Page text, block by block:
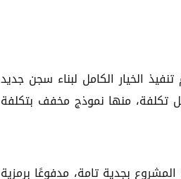
أكثر من 2 مليار دولار في حال تم تنفيذ الخيار الكامل لبناء سجن جديد
تكلفة، منها نموذج مخفف بتكلفة
بجدية تامة، مدفوعًا برمزية